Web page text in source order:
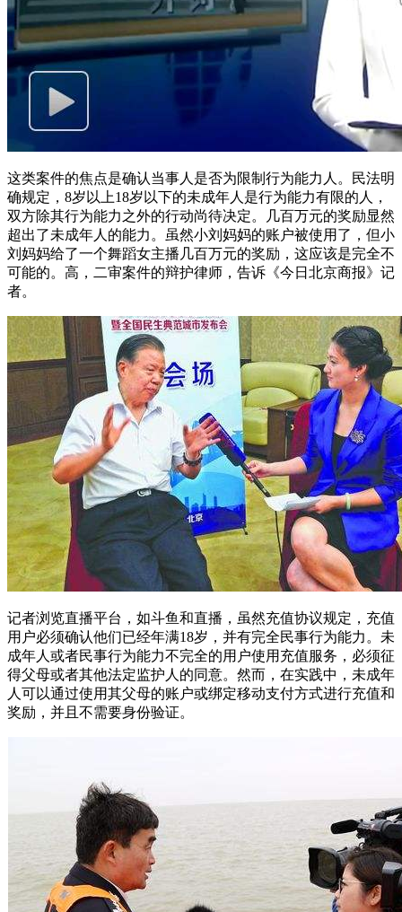
这类案件的焦点是确认当事人是否为限制行为能力人。民法明
确规定，8岁以上18岁以下的未成年人是行为能力有限的人，
双方除其行为能力之外的行动尚待决定。几百万元的奖励显然
超出了未成年人的能力。虽然小刘妈妈的账户被使用了，但小
刘妈妈给了一个舞蹈女主播几百万元的奖励，这应该是完全不
可能的。高，二审案件的辩护律师，告诉《今日北京商报》记
者。
记者浏览直播平台，如斗鱼和直播，虽然充值协议规定，充值
用户必须确认他们已经年满18岁，并有完全民事行为能力。未
成年人或者民事行为能力不完全的用户使用充值服务，必须征
得父母或者其他法定监护人的同意。然而，在实践中，未成年
人可以通过使用其父母的账户或绑定移动支付方式进行充值和
奖励，并且不需要身份验证。